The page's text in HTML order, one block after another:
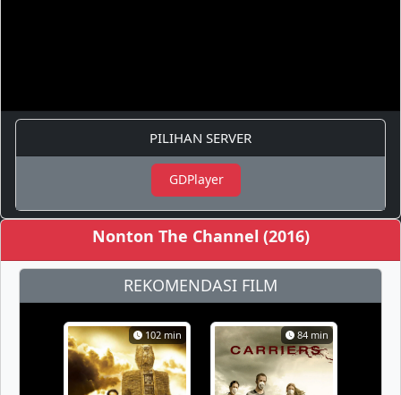
PILIHAN SERVER
GDPlayer
Nonton The Channel (2016)
REKOMENDASI FILM
102 min 84 min